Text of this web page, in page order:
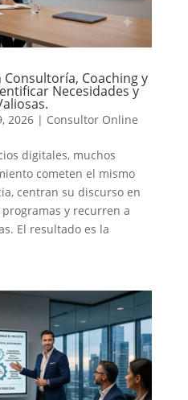
Consultoría, Coaching y
Necesidades y
2026| Consultor Online
digitales, muchos
cometen el mismo
centran su discurso en
y recurren a
El resultado es la